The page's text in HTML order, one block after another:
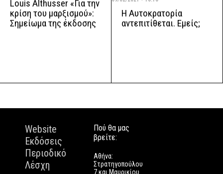
Louis Althusser «Για την
κρίση του μαρξισμού»:
Σημείωμα της έκδοσης
Η Αυτοκρατορία
αντεπιτίθεται. Εμείς;
Website
Εκδόσεις
Περιοδικό
Λέσχη
Πού θα μας
βρείτε:
Αθήνα:
Στρατηγοπούλου
7 και Μαυρικίου